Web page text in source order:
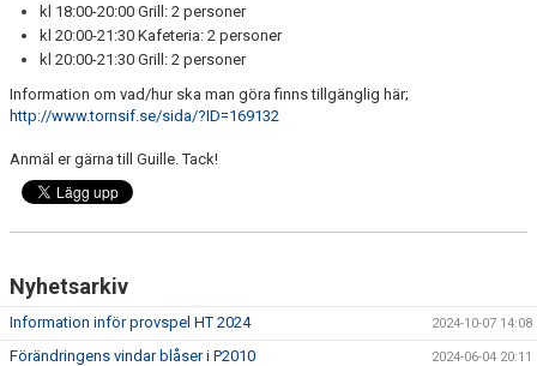
kl 18:00-20:00 Grill: 2 personer
kl 20:00-21:30 Kafeteria: 2 personer
kl 20:00-21:30 Grill: 2 personer
Information om vad/hur ska man göra finns tillgänglig här;
http://www.tornsif.se/sida/?ID=169132
Anmäl er gärna till Guille. Tack!
Nyhetsarkiv
Information inför provspel HT 2024 2024-10-07 14:08
Förändringens vindar blåser i P2010 2024-06-04 20:11